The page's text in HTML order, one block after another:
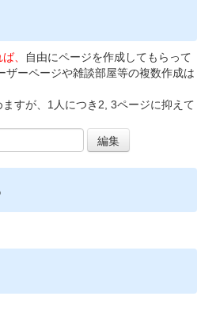
、
自由にページを作成してもらって
ザーページや雑談部屋等の複数作成は
すが、1人につき2, 3ページに抑えて